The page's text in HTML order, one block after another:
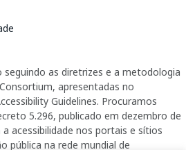
as diretrizes e a metodologia
apresentadas no
Guidelines. Procuramos
5.296, publicado em dezembro de
acessibilidade nos portais e sítios
pública na rede mundial de